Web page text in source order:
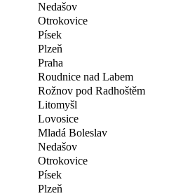
Nedašov
Otrokovice
Písek
Plzeň
Praha
Roudnice nad Labem
Rožnov pod Radhoštěm
Litomyšl
Lovosice
Mladá Boleslav
Nedašov
Otrokovice
Písek
Plzeň